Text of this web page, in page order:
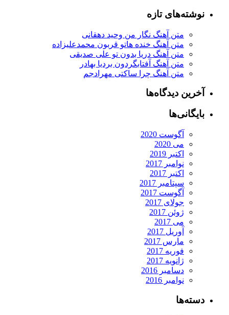
نوشته‌های تازه
متن آهنگ نگار من وحید دهقانی
متن آهنگ خنده هاتو قربون محمدعلیزاده
متن آهنگ دریا بدون تو علی صدیقی
متن آهنگ آفتابگردون بردیا بهادر
متن آهنگ چرا ساکتی مهرادجم
آخرین دیدگاه‌ها
بایگانی‌ها
آگوست 2020
می 2020
اکتبر 2019
نوامبر 2017
اکتبر 2017
سپتامبر 2017
آگوست 2017
جولای 2017
ژوئن 2017
می 2017
آوریل 2017
مارس 2017
فوریه 2017
ژانویه 2017
دسامبر 2016
نوامبر 2016
دسته‌ها